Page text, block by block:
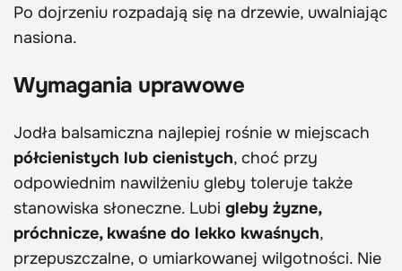
Po dojrzeniu rozpadają się na drzewie, uwalniając
nasiona.
Wymagania uprawowe
Jodła balsamiczna najlepiej rośnie w miejscach
półcienistych lub cienistych, choć przy
odpowiednim nawilżeniu gleby toleruje także
stanowiska słoneczne. Lubi gleby żyzne,
próchnicze, kwaśne do lekko kwaśnych,
przepuszczalne, o umiarkowanej wilgotności. Nie